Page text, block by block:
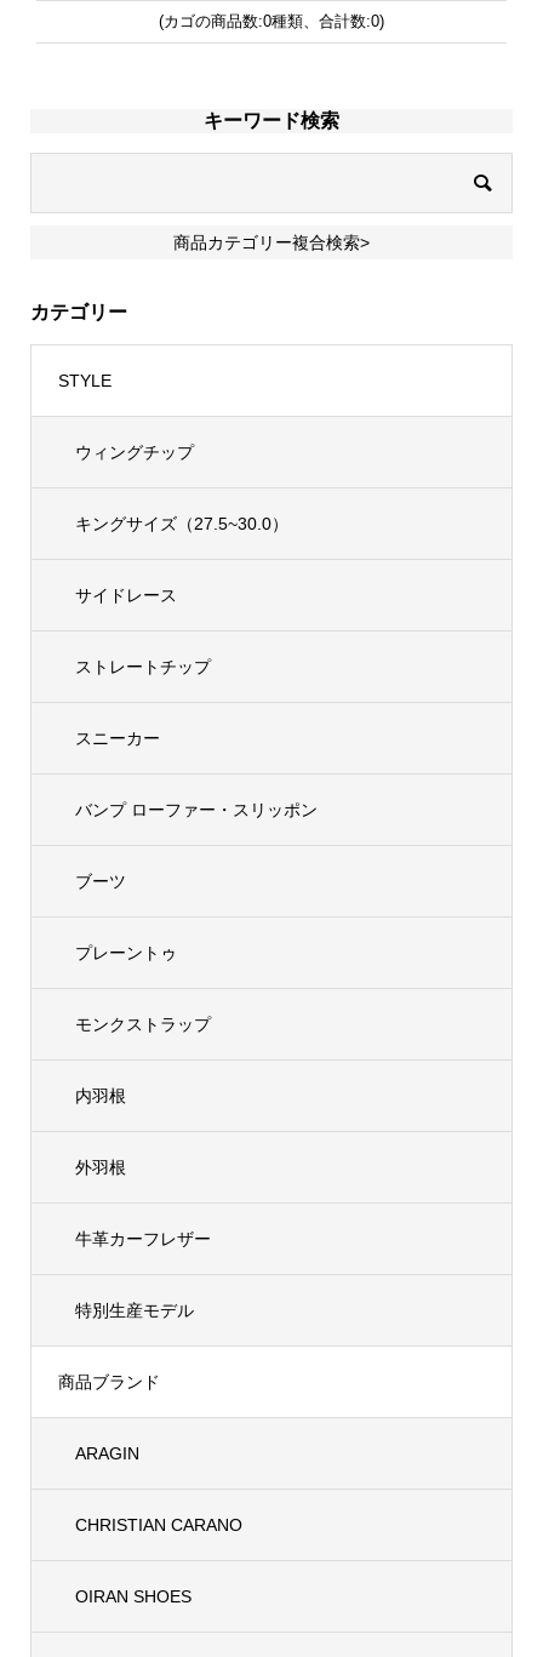
(カゴの商品数:0種類、合計数:0)
キーワード検索
商品カテゴリー複合検索>
カテゴリー
STYLE
ウィングチップ
キングサイズ（27.5~30.0）
サイドレース
ストレートチップ
スニーカー
バンプ ローファー・スリッポン
ブーツ
プレーントゥ
モンクストラップ
内羽根
外羽根
牛革カーフレザー
特別生産モデル
商品ブランド
ARAGIN
CHRISTIAN CARANO
OIRAN SHOES